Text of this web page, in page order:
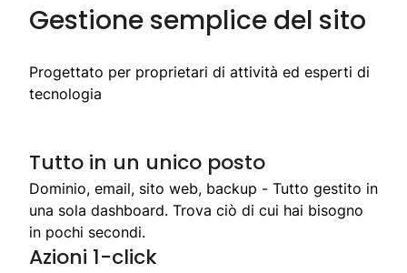
Gestione semplice del sito
Progettato per proprietari di attività ed esperti di
tecnologia
Tutto in un unico posto
Dominio, email, sito web, backup - Tutto gestito in
una sola dashboard. Trova ciò di cui hai bisogno
in pochi secondi.
Azioni 1-click